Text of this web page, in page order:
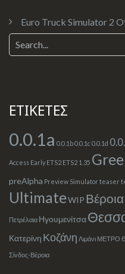
Euro Truck Simulator 2
ΕΤΙΚΕΤΕΣ
0.0.1a 0.0.1b0.0.1c 0.0.1d
Access Early ETS2 ETS2 1.35
preAlpha Preview Simulator teaser
UltimateWIP Βέροια
Πετρέλαια Ηγουμενίτσα
Κατερίνη Κοζάνη Λιμάνι ΜΕΤΡΟ
Σίνδος-Βέροια